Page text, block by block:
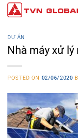
Skip
DỰ ÁN
Nhà máy xử
POSTED ON 02/06/2020